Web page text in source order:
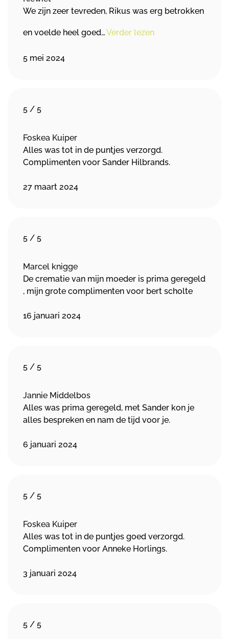
We zijn zeer tevreden, Rikus was erg betrokken
en voelde heel goed…Verder lezen
5 mei 2024
5 / 5
Foskea Kuiper
Alles was tot in de puntjes verzorgd.
Complimenten voor Sander Hilbrands.
27 maart 2024
5 / 5
Marcel knigge
De crematie van mijn moeder is prima geregeld
, mijn grote complimenten voor bert scholte
16 januari 2024
5 / 5
Jannie Middelbos
Alles was prima geregeld, met Sander kon je
alles bespreken en nam de tijd voor je.
6 januari 2024
5 / 5
Foskea Kuiper
Alles was tot in de puntjes goed verzorgd.
Complimenten voor Anneke Horlings.
3 januari 2024
5 / 5